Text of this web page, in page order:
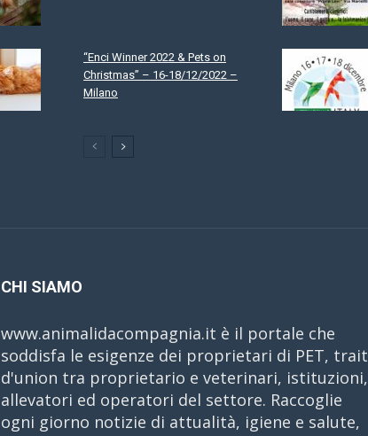
“Enci Winner 2022 & Pets on
Christmas” – 16-18/12/2022 –
Milano
CHI SIAMO
www.animalidacompagnia.it è il portale che
soddisfa le esigenze dei proprietari di PET, trait
d'union tra proprietario e veterinari, istituzioni,
allevatori ed operatori del settore. Raccoglie
ogni giorno notizie di attualità, igiene e salute,